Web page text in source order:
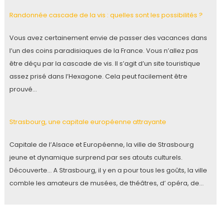
Randonnée cascade de la vis : quelles sont les possibilités ?
Vous avez certainement envie de passer des vacances dans
l’un des coins paradisiaques de la France. Vous n’allez pas
être déçu par la cascade de vis. Il s’agit d’un site touristique
assez prisé dans l’Hexagone. Cela peut facilement être
prouvé…
Strasbourg, une capitale européenne attrayante
Capitale de l’Alsace et Européenne, la ville de Strasbourg
jeune et dynamique surprend par ses atouts culturels.
Découverte… A Strasbourg, il y en a pour tous les goûts, la ville
comble les amateurs de musées, de théâtres, d’ opéra, de…